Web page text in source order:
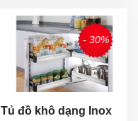
- 30%
Tủ đồ khô dạng Inox